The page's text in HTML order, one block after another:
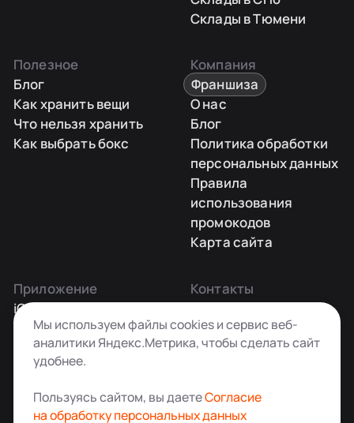
Склады в Тюмени
Полезное
Блог
Как хранить вещи
Что нельзя хранить
Как выбрать бокс
Компания
Франшиза
О нас
Блог
Политика обработки
персональных данных
Правила
использования
промокодов
Карта сайта
Приложение
iOS
Android
Контакты
Заказать звонок
+7 495 181-55-45
info@kladovkin.ru
Мы используем файлы cookies и сервис веб-
аналитики Яндекс.Метрика, чтобы сделать сайт
удобнее.
Пользуясь сайтом, вы даетеСогласие
на обработку персональных данных